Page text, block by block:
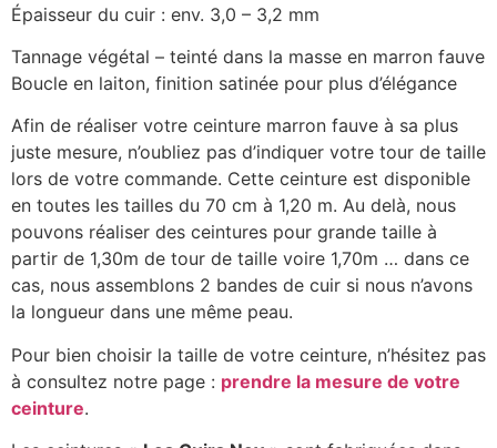
Épaisseur du cuir : env. 3,0 – 3,2 mm
Tannage végétal – teinté dans la masse en marron fauve
Boucle en laiton, finition satinée pour plus d’élégance
Afin de réaliser votre ceinture marron fauve à sa plus
juste mesure, n’oubliez pas d’indiquer votre tour de taille
lors de votre commande. Cette ceinture est disponible
en toutes les tailles du 70 cm à 1,20 m. Au delà, nous
pouvons réaliser des ceintures pour grande taille à
partir de 1,30m de tour de taille voire 1,70m … dans ce
cas, nous assemblons 2 bandes de cuir si nous n’avons
la longueur dans une même peau.
Pour bien choisir la taille de votre ceinture, n’hésitez pas
à consultez notre page : prendre la mesure de votre
ceinture.